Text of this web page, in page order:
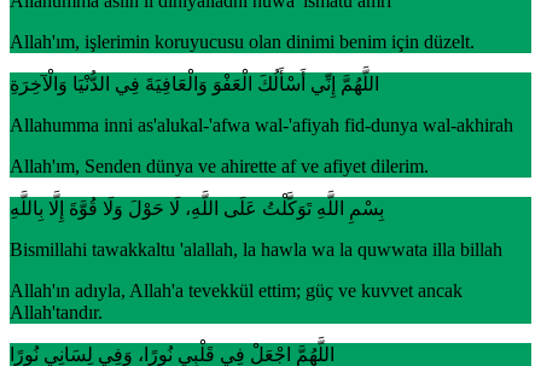
Allah'ım, işlerimin koruyucusu olan dinimi benim için düzelt.
اللَّهُمَّ إِنِّي أَسْأَلُكَ الْعَفْوَ وَالْعَافِيَةَ فِي الدُّنْيَا وَالْآخِرَةِ
Allahumma inni as'alukal-'afwa wal-'afiyah fid-dunya wal-akhirah
Allah'ım, Senden dünya ve ahirette af ve afiyet dilerim.
بِسْمِ اللَّهِ تَوَكَّلْتُ عَلَى اللَّهِ، لَا حَوْلَ وَلَا قُوَّةَ إِلَّا بِاللَّهِ
Bismillahi tawakkaltu 'alallah, la hawla wa la quwwata illa billah
Allah'ın adıyla, Allah'a tevekkül ettim; güç ve kuvvet ancak
Allah'tandır.
اللَّهُمَّ اجْعَلْ فِي قَلْبِي نُورًا، وَفِي لِسَانِي نُورًا